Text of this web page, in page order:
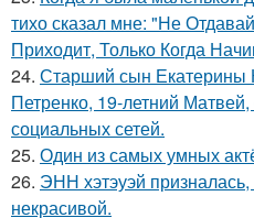
тихо сказал мне: "Не
Приходит, Только Когда
24. Старший сын Екатерины
Петренко, 19-летний
социальных сетей.
25. Один из самых умных
26. ЭНН хэтэуэй призналась,
некрасивой.